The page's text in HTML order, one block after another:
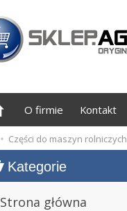
O firmie Kontakt
Części do maszyn rolniczych
Kategorie
Strona główna